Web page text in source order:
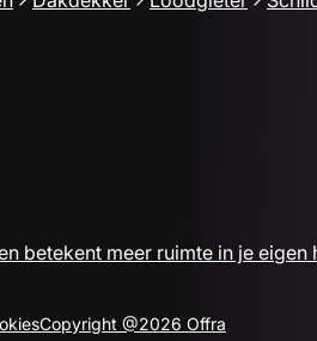
betekent meer ruimte in je eigen
Copyright @2026 Offra